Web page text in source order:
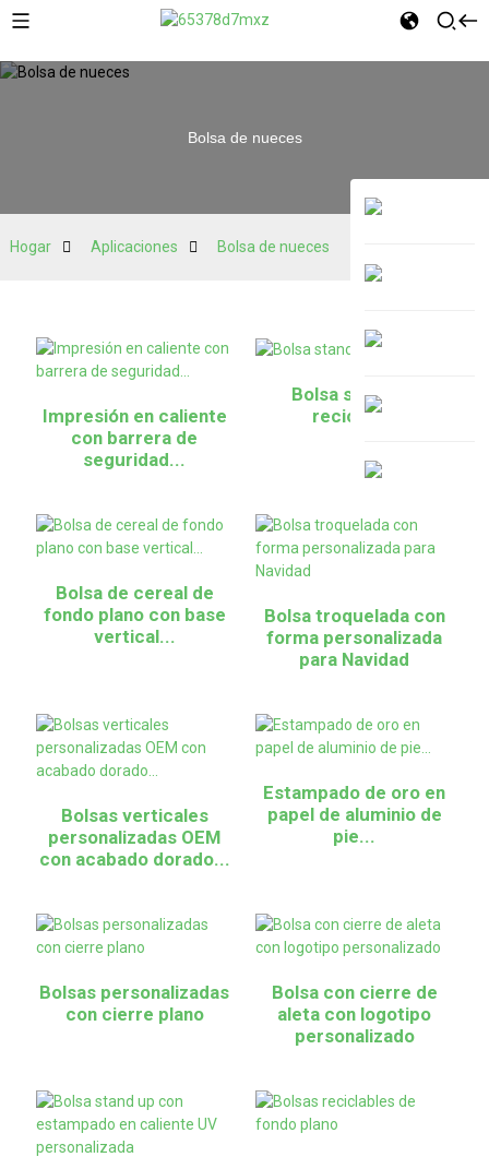
Bolsa de nueces
Hogar Aplicaciones Bolsa de nueces
Impresión en caliente
con barrera de
seguridad...
Bolsa stand up
reciclable
Bolsa de cereal de
fondo plano con base
vertical...
Bolsa troquelada con
forma personalizada
para Navidad
Bolsas verticales
personalizadas OEM
con acabado dorado...
Estampado de oro en
papel de aluminio de
pie...
Bolsas personalizadas
con cierre plano
Bolsa con cierre de
aleta con logotipo
personalizado